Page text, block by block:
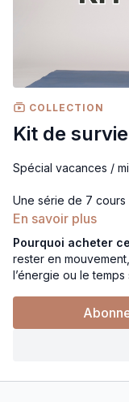
COLLECTION
Kit de survie
Spécial vacances /
Une série de 7
périodes où
maintenir le lien
strict minimum afin
forme de régularité.
Pensée pour les
moments de fatigue.
En savoir plus
Pourquoi acheter
rester en
l’énergie ou le temps